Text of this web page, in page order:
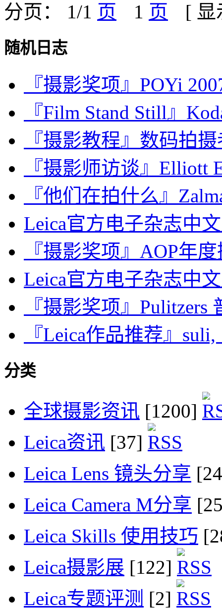
分页： 1/1 1 [
随机日志
『摄影奖项』POYi
『Film Stand Still』
『摄影教程』数码拍
『摄影师访谈』Elliott
『他们在拍什么』
Leica官方电子杂志中
『摄影奖项』AOP年
Leica官方电子杂志中
『摄影奖项』
『Leica作品推荐』
分类
全球摄影资讯 [1200]
Leica资讯 [37]
Leica Lens 镜头分享
Leica Camera M分享
Leica Skills 使用技巧
Leica摄影展 [122]
Leica专题评测 [2]